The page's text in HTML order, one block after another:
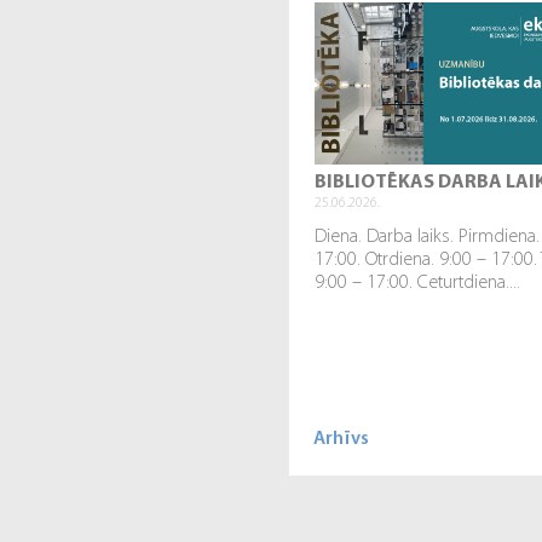
BIBLIOTĒKAS DARBA
25.06.2026.
Diena. Darba laiks. Pirmdiena.
17:00. Otrdiena. 9:00 – 17:00.
9:00 – 17:00. Ceturtdiena....
Arhīvs